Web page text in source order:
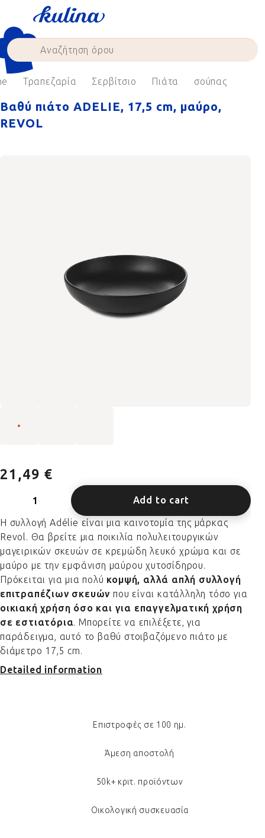
content
Τραπεζαρία Σερβίτσιο Πιάτα σούπας
Βαθύ πιάτο ADELIE, 17,5 cm, μαύρο,
REVOL
21,49 €
Add to cart
Η συλλογή Adélie είναι μια καινοτομία της μάρκας
Revol. Θα βρείτε μια ποικιλία πολυλειτουργικών
μαγειρικών σκευών σε κρεμώδη λευκό χρώμα και σε
μαύρο με την εμφάνιση μαύρου χυτοσίδηρου.
Πρόκειται για μια πολύ κομψή, αλλά απλή συλλογή
επιτραπέζιων σκευών που είναι κατάλληλη τόσο για
οικιακή χρήση όσο και για επαγγελματική χρήση
σε εστιατόρια. Μπορείτε να επιλέξετε, για
παράδειγμα, αυτό το βαθύ στοιβαζόμενο πιάτο με
διάμετρο 17,5 cm.
Detailed information
Επιστροφές σε 100 ημ.
Άμεση αποστολή
50k+ κριτ. προϊόντων
Οικολογική συσκευασία